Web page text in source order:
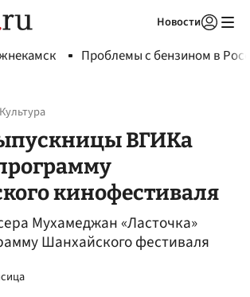
Новости
Проблемы с бензином в
Культура
ВГИКа
кинофестиваля
Мухамеджан «Ласточка»
Шанхайского фестиваля